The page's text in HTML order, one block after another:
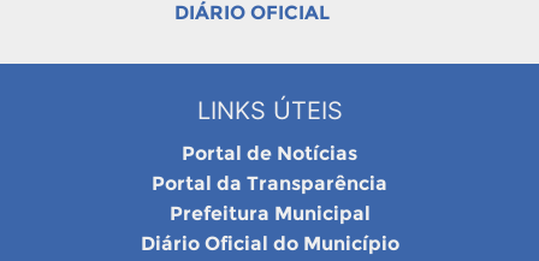
DIÁRIO OFICIAL
LINKS ÚTEIS
Portal de Notícias
Portal da Transparência
Prefeitura Municipal
Diário Oficial do Município